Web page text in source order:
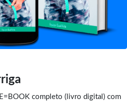
completo (livro digital) com